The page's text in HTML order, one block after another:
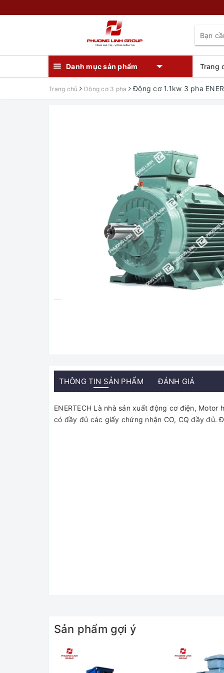
Danh mục sản phẩm Trang
Trang chủ Động cơ 3 pha Động cơ 1.1kw 3 pha
THÔNG TIN SẢN PHẨM ĐÁNH GIÁ
ENERTECH Là nhà sản xuất động cơ điện,
có đầy đủ các giấy chứng nhận CO, CQ đầy đủ.
Sản phẩm gợi ý